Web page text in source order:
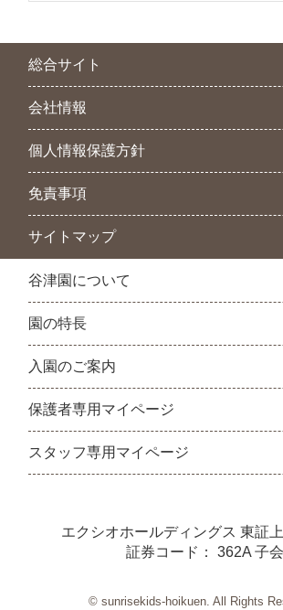
総合サイト
会社情報
個人情報保護方針
免責事項
サイトマップ
谷津園について
園の特長
入園のご案内
保護者専用マイページ
スタッフ専用マイページ
エクシオホールディングス 東証
証券コード： 362A 子
© sunrisekids-hoikuen. All Rights